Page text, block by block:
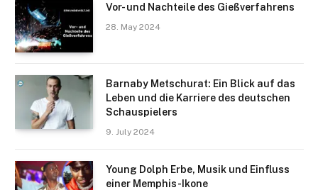
Vor- und Nachteile des Gießverfahrens
28. May 2024
Barnaby Metschurat: Ein Blick auf das
Leben und die Karriere des deutschen
Schauspielers
9. July 2024
Young Dolph Erbe, Musik und Einfluss
einer Memphis-Ikone